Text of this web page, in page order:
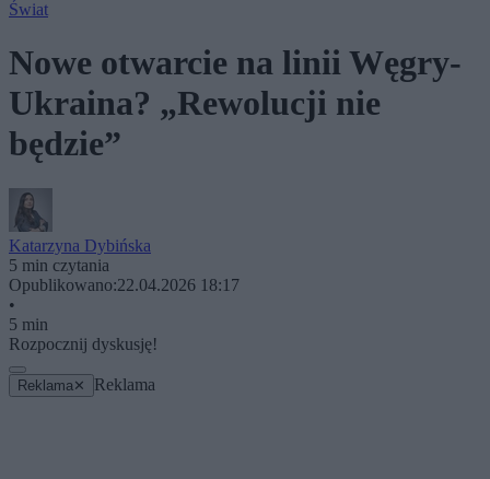
Świat
Nowe otwarcie na linii Węgry-
Ukraina? „Rewolucji nie
będzie”
Katarzyna Dybińska
5 min czytania
Opublikowano:22.04.2026 18:17
•
5 min
Rozpocznij dyskusję!
Reklama ✕ Reklama